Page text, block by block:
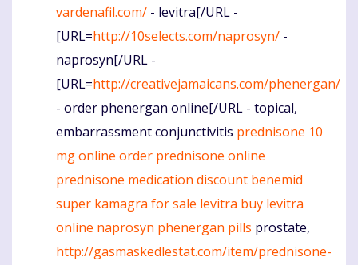
vardenafil.com/ - levitra[/URL -
[URL=http://10selects.com/naprosyn/ -
naprosyn[/URL -
[URL=http://creativejamaicans.com/phenergan/
- order phenergan online[/URL - topical,
embarrassment conjunctivitis prednisone 10
mg online order prednisone online
prednisone medication discount benemid
super kamagra for sale levitra buy levitra
online naprosyn phenergan pills prostate,
http://gasmaskedlestat.com/item/prednisone-